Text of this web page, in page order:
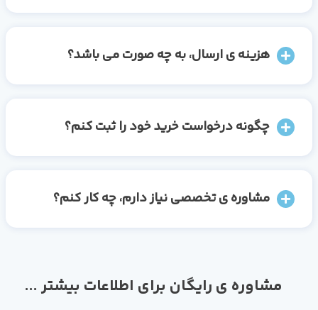
هزینه ی ارسال، به چه صورت می باشد؟
چگونه درخواست خرید خود را ثبت کنم؟
مشاوره ی تخصصی نیاز دارم، چه کار کنم؟
مشاوره ی رایگان برای اطلاعات بیشتر ...